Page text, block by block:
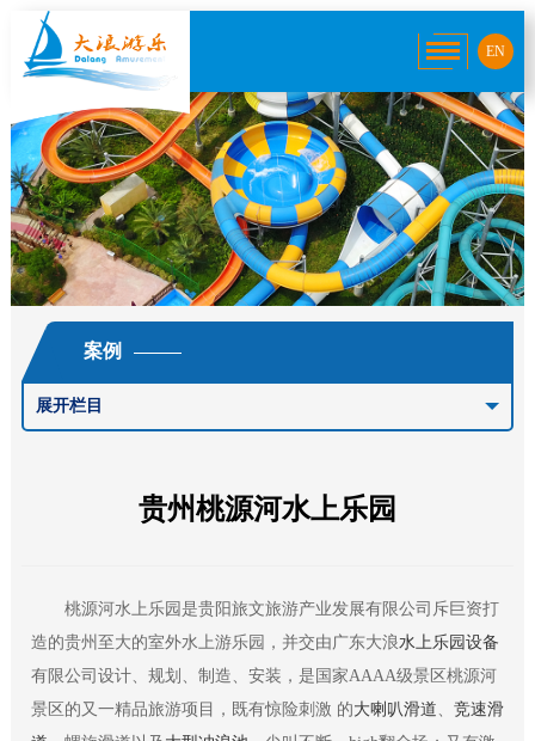
EN
案例
展开栏目
贵州桃源河水上乐园
桃源河水上乐园是贵阳旅文旅游产业发展有限公司斥巨资打
造的贵州至大的室外水上游乐园， 并交由广东大浪水上乐园设备
有限公司 设计、规划、制造、安装， 是国家AAAA级景区桃源河
景区的又一精品旅游项目，既有惊险刺激 的大喇叭滑道 、 竞速滑